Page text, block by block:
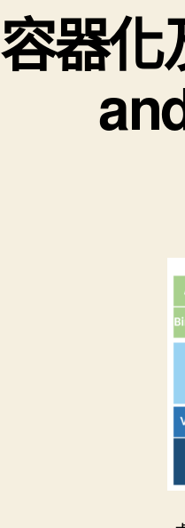
容器